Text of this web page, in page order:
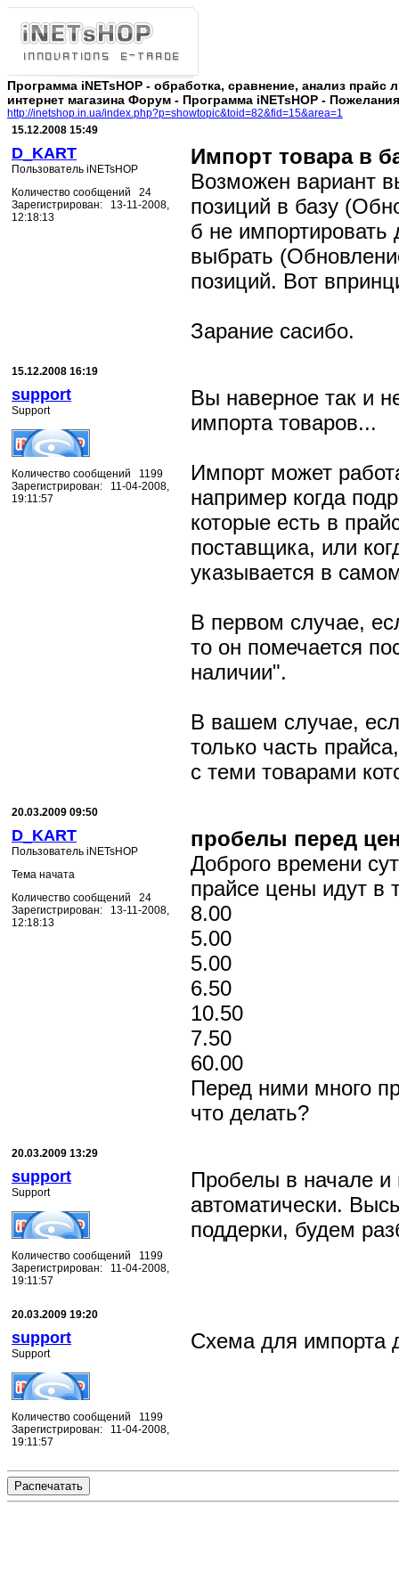
Программа iNETsHOP - обработка, сравнение, анализ прайс
интернет магазина Форум - Программа iNETsHOP -
http://inetshop.in.ua/index.php?p=showtopic&toid=82&fid=15&area=1
15.12.2008 15:49
D_KART
Пользователь iNETsHOP
Количество сообщений 24
Зарегистрирован: 13-11-2008,
12:18:13
Импорт товара в
Возможен вариант
позиций в базу
б не импортировать
выбрать
позиций. Вот
Зарание сасибо.
15.12.2008 16:19
support
Support
Количество сообщений 1199
Зарегистрирован: 11-04-2008,
19:11:57
Вы наверное так и
импорта товаров...
Импорт может
например когда
которые есть в
поставщика, или
указывается в
В первом случае,
то он помечается
наличии".
В вашем случае,
только часть
с теми товарами
20.03.2009 09:50
D_KART
Пользователь iNETsHOP
Тема начата
Количество сообщений 24
Зарегистрирован: 13-11-2008,
12:18:13
пробелы перед
Доброго времени
прайсе цены идут в
8.00
5.00
5.00
6.50
10.50
7.50
60.00
Перед ними много
что делать?
20.03.2009 13:29
support
Support
Количество сообщений 1199
Зарегистрирован: 11-04-2008,
19:11:57
Пробелы в начале и
автоматически.
поддерки, будем
20.03.2009 19:20
support
Support
Количество сообщений 1199
Зарегистрирован: 11-04-2008,
19:11:57
Схема для импорта